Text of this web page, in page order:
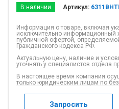
В наличии Артикул:
Информация о товаре, включая
исключительно информационный
публичной офертой,
Гражданского кодекса РФ.
Актуальную цену, наличие и
уточнять у специалистов отдела
В настоящее время компания
только юридическим лицам по
Запросить